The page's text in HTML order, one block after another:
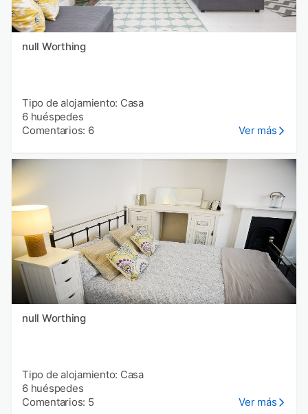
null Worthing
Tipo de alojamiento: Casa
6 huéspedes
Comentarios: 6
Ver más
null Worthing
Tipo de alojamiento: Casa
6 huéspedes
Comentarios: 5
Ver más